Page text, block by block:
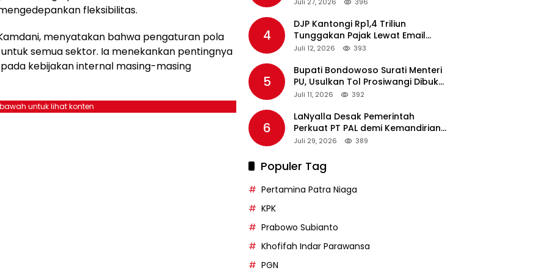
fleksibilitas.
menyatakan bahwa pengaturan pola
semua sektor. Ia menekankan pentingnya
kebijakan internal masing-masing
untuk lihat konten
4
DJP Kantongi Rp1,4 Triliun
Tunggakan Pajak Lewat Email
Pengingat, Total Piutang Masih
Juli 12, 2026 393
5
Bupati Bondowoso Surati Menteri
PU, Usulkan Tol Prosiwangi Dibuka
Sementara
Juli 11, 2026 392
6
LaNyalla Desak Pemerintah
Perkuat PT PAL demi Kemandirian
Industri Pertahanan Maritim
Juli 29, 2026 389
Populer Tag
Pertamina Patra Niaga
KPK
Prabowo Subianto
Khofifah Indar Parawansa
PGN